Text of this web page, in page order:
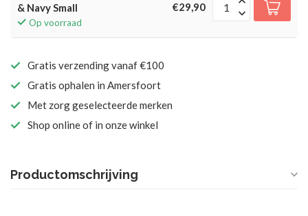
& Navy Small
Op voorraad
€29,90
Gratis verzending vanaf €100
Gratis ophalen in Amersfoort
Met zorg geselecteerde merken
Shop online of in onze winkel
Productomschrijving